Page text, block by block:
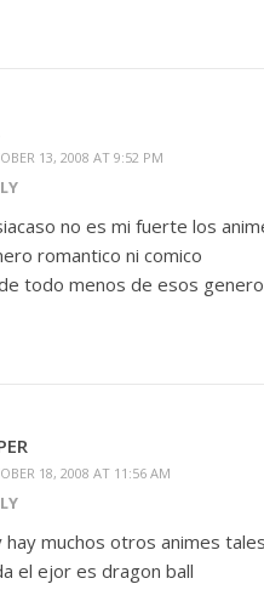
13, 2008 AT 9:52 PM
no es mi fuerte los
romantico ni comico
todo menos de esos
18, 2008 AT 11:56 AM
hay muchos otros animes
el ejor es dragon ball